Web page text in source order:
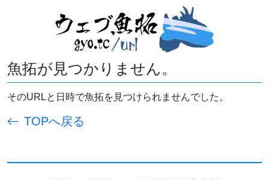
魚拓が見つかりません。
そのURLと日時で魚拓を見つけられませんでした。
TOPへ戻る